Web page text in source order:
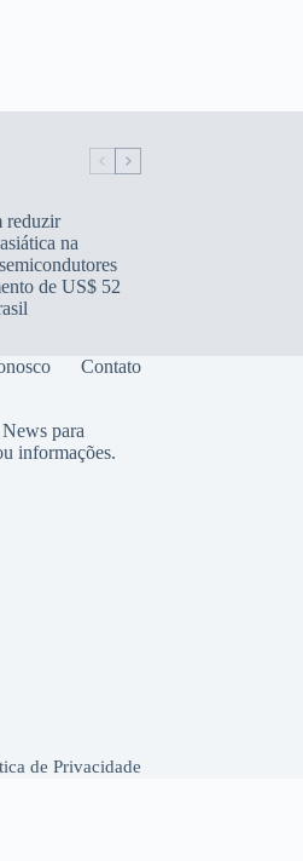
reduzir
na
de US$ 52
Contato
para
informações.
de Privacidade